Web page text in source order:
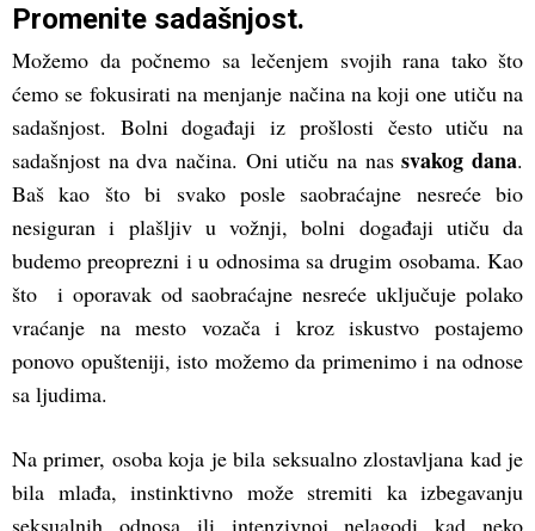
Promenite sadašnjost.
Možemo da počnemo sa lečenjem svojih rana tako što
ćemo se fokusirati na menjanje načina na koji one utiču na
sadašnjost. Bolni događaji iz prošlosti često utiču na
sadašnjost na dva načina. Oni utiču na nassvakog dana.
Baš kao što bi svako posle saobraćajne nesreće bio
nesiguran i plašljiv u vožnji, bolni događaji utiču da
budemo preoprezni i u odnosima sa drugim osobama. Kao
što i oporavak od saobraćajne nesreće uključuje polako
vraćanje na mesto vozača i kroz iskustvo postajemo
ponovo opušteniji, isto možemo da primenimo i na odnose
sa ljudima.
Na primer, osoba koja je bila seksualno zlostavljana kad je
bila mlađa, instinktivno može stremiti ka izbegavanju
seksualnih odnosa ili intenzivnoj nelagodi kad neko